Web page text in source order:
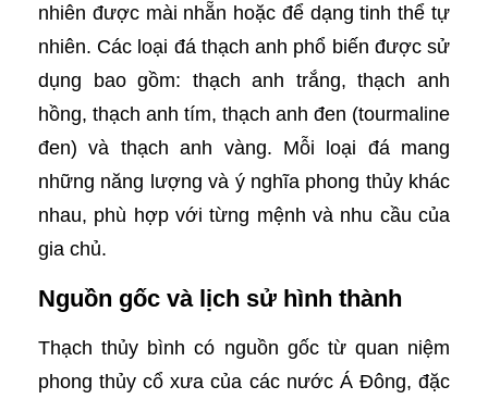
nhiên được mài nhẵn hoặc để dạng tinh thể tự
nhiên. Các loại đá thạch anh phổ biến được sử
dụng bao gồm: thạch anh trắng, thạch anh
hồng, thạch anh tím, thạch anh đen (tourmaline
đen) và thạch anh vàng. Mỗi loại đá mang
những năng lượng và ý nghĩa phong thủy khác
nhau, phù hợp với từng mệnh và nhu cầu của
gia chủ.
Nguồn gốc và lịch sử hình thành
Thạch thủy bình có nguồn gốc từ quan niệm
phong thủy cổ xưa của các nước Á Đông, đặc